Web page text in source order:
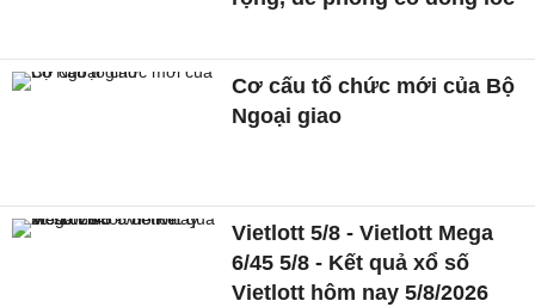
Cơ cấu tổ chức mới của Bộ
Ngoại giao
Vietlott 5/8 - Vietlott Mega
6/45 5/8 - Kết quả xổ số
Vietlott hôm nay 5/8/2026